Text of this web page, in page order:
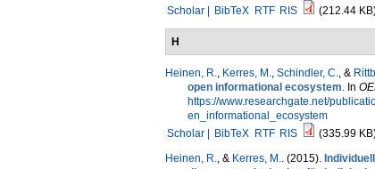
Scholar |
BibTeX RTF RIS (212.44
H
Heinen, R., Kerres, M., Schindler, C., &
open informational ecosystem. In
https://www.researchgate.net/
en_informational_ecosystem
Scholar |
BibTeX RTF RIS
(335.99
Heinen, R., & Kerres, M.. (2015).